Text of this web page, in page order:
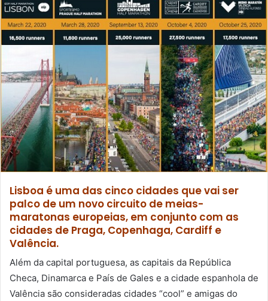
Lisboa é uma das cinco cidades que vai ser
palco de um novo circuito de meias-
maratonas europeias, em conjunto com as
cidades de Praga, Copenhaga, Cardiff e
Valência.
Além da capital portuguesa, as capitais da República
Checa, Dinamarca e País de Gales e a cidade espanhola de
Valência são consideradas cidades “cool” e amigas do